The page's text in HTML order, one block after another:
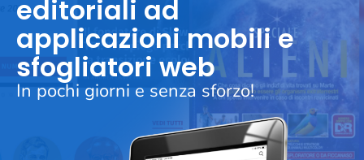
editoriali ad
applicazioni mobili e
sfogliatori web
In pochi giorni e senza sforzo!